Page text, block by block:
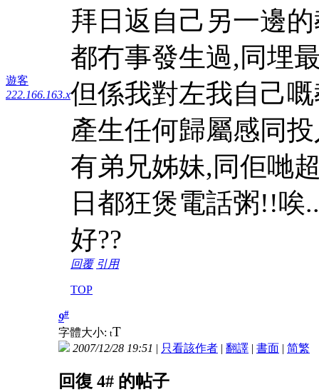
遊客
222.166.163.x
拜日返自己另一邊
都冇事發生過,同埋
但係我對左我自己
產生任何歸屬感同
有弟兄姊妹,同佢哋
日都狂煲電話粥!!唉
好??
回覆 引用
TOP
9#
字體大小: tT
2007/12/28 19:51 | 只看該作者 | 翻譯 | 書面 | 简繁
回復 4# 的帖子